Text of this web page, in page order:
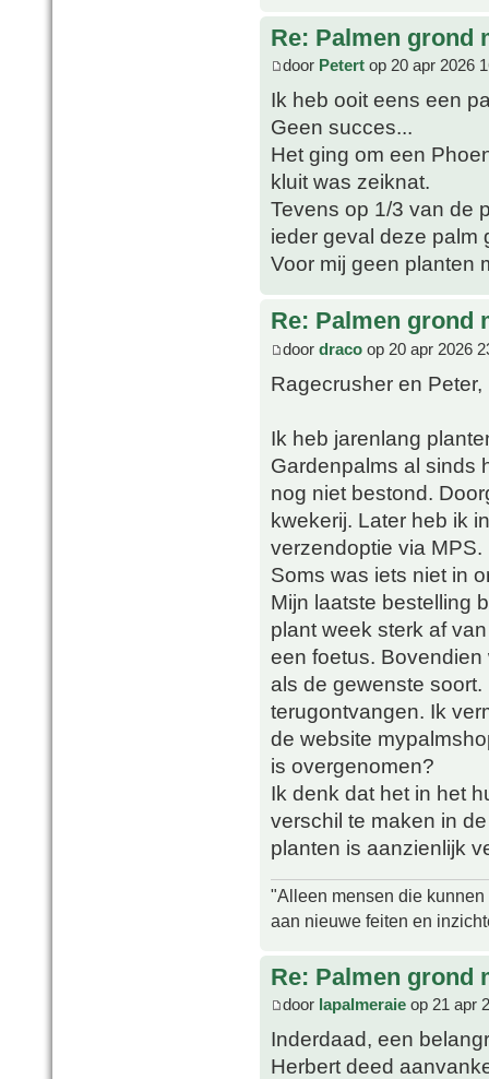
Re: Palmen grond
door Petert op 20 apr 2026
Ik heb ooit eens een
Geen succes...
Het ging om een
kluit was zeiknat.
Tevens op 1/3 van de
ieder geval deze palm
Voor mij geen planten
Re: Palmen grond
door draco op 20 apr 2026
Ragecrusher en Peter,
Ik heb jarenlang
Gardenpalms al sinds
nog niet bestond.
kwekerij. Later heb ik
verzendoptie via MPS.
Soms was iets niet in
Mijn laatste bestelling
plant week sterk af
een foetus.
als de gewenste
terugontvangen. Ik
de website
is overgenomen?
Ik denk dat het in het
verschil te maken in
planten is aanzienlijk
"Alleen mensen die
aan nieuwe feiten en
Re: Palmen grond
door lapalmeraie op 21 apr
Inderdaad, een
Herbert deed